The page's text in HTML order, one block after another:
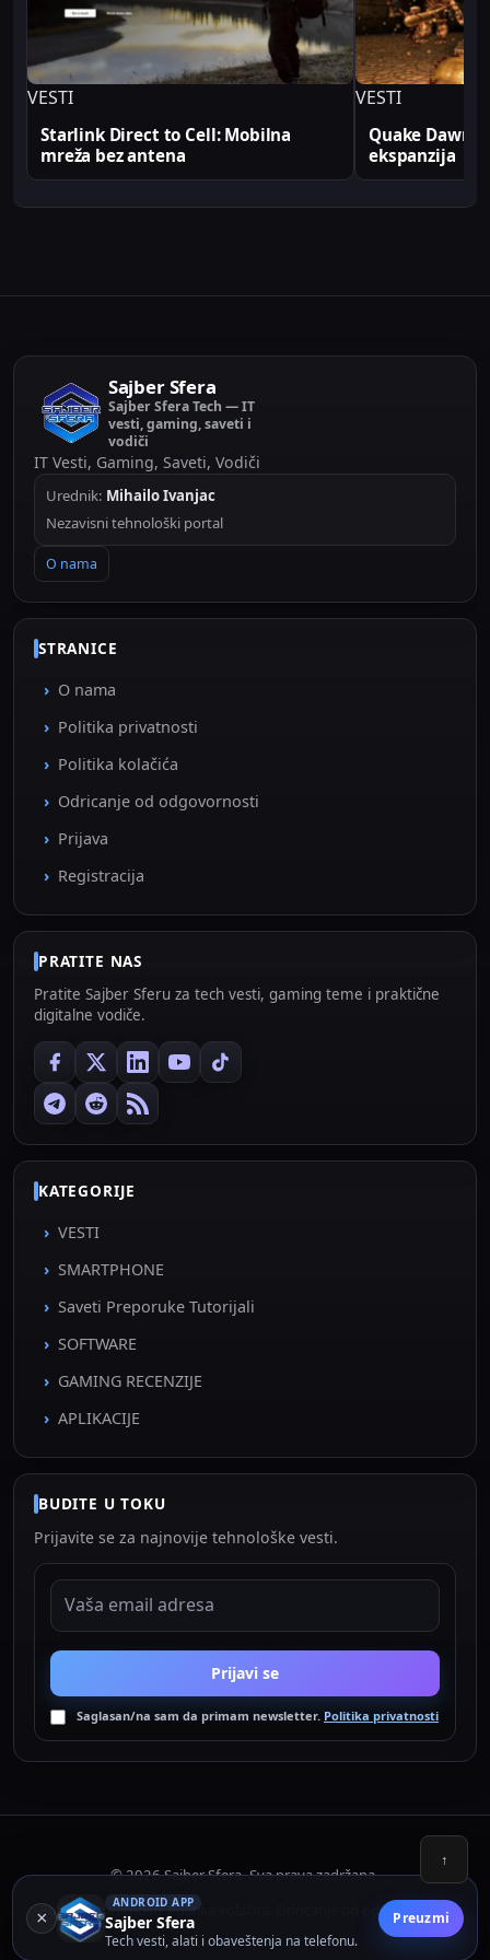
VESTI
Starlink Direct to Cell: Mobilna
mreža bez antena
VESTI
Quake Dawn
ekspanzija
Sajber Sfera
Sajber Sfera Tech — IT
vesti, gaming, saveti i
vodiči
IT Vesti, Gaming, Saveti, Vodiči
Urednik: Mihailo Ivanjac
Nezavisni tehnološki portal
O nama
STRANICE
O nama
Politika privatnosti
Politika kolačića
Odricanje od odgovornosti
Prijava
Registracija
PRATITE NAS
Pratite Sajber Sferu za tech vesti, gaming teme i praktične
digitalne vodiče.
KATEGORIJE
VESTI
SMARTPHONE
Saveti Preporuke Tutorijali
SOFTWARE
GAMING RECENZIJE
APLIKACIJE
BUDITE U TOKU
Prijavite se za najnovije tehnološke vesti.
EMAIL ADRESA
Prijavi se
Saglasan/na sam da primam newsletter. Politika privatnosti
© 2026 Sajber Sfera. Sva prava zadržana.
Politika privatnosti•Politika kolačića Odricanje od odgovornosti
×
ANDROID APP
Sajber Sfera
Tech vesti, alati i obaveštenja na telefonu.
Preuzmi
↑